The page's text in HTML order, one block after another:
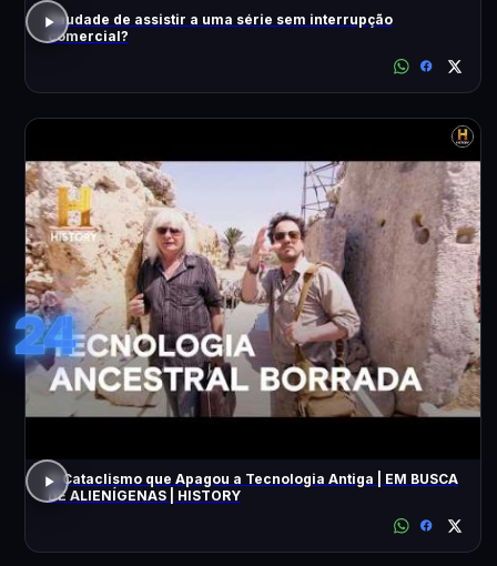
Saudade de assistir a uma série sem interrupção
comercial?
24
O Cataclismo que Apagou a Tecnologia Antiga | EM BUSCA
DE ALIENÍGENAS | HISTORY